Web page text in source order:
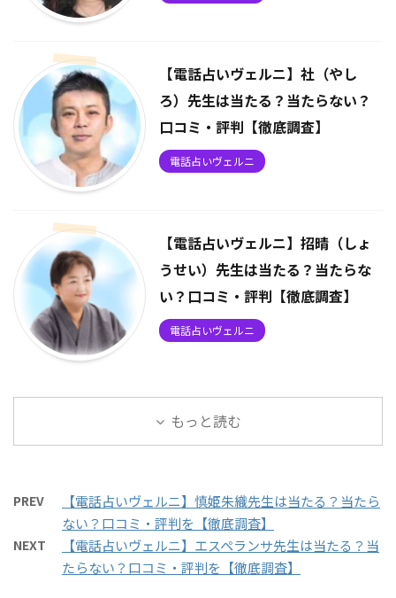
【電話占いヴェルニ】社（やし
ろ）先生は当たる？当たらない？
口コミ・評判【徹底調査】
電話占いヴェルニ
【電話占いヴェルニ】招晴（しょ
うせい）先生は当たる？当たらな
い？口コミ・評判【徹底調査】
電話占いヴェルニ
もっと読む
PREV
【電話占いヴェルニ】慎姫朱織先生は当たる？当たら
ない？口コミ・評判を【徹底調査】
NEXT
【電話占いヴェルニ】エスペランサ先生は当たる？当
たらない？口コミ・評判を【徹底調査】